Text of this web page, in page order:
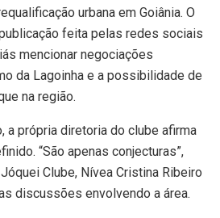
urbana em Goiânia. O
feita pelas redes sociais
mencionar negociações
da Lagoinha e a possibilidade de
na região.
a própria diretoria do clube afirma
“São apenas conjecturas”,
Clube, Nívea Cristina Ribeiro
discussões envolvendo a área.